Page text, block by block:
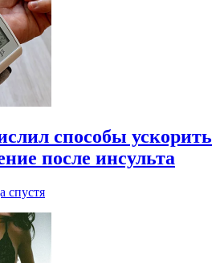
способы ускорить
после инсульта
спустя